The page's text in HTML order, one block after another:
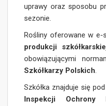
uprawy oraz sposobu
sezonie.
Rośliny oferowane w
produkcji
obowiązującymi
Szkółkarzy Polskich.
Szkółka znajduje się
Inspekcji Ochrony